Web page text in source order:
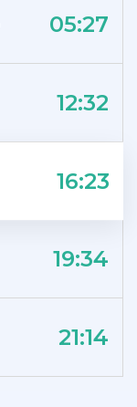
05:27
12:32
16:23
19:34
21:14